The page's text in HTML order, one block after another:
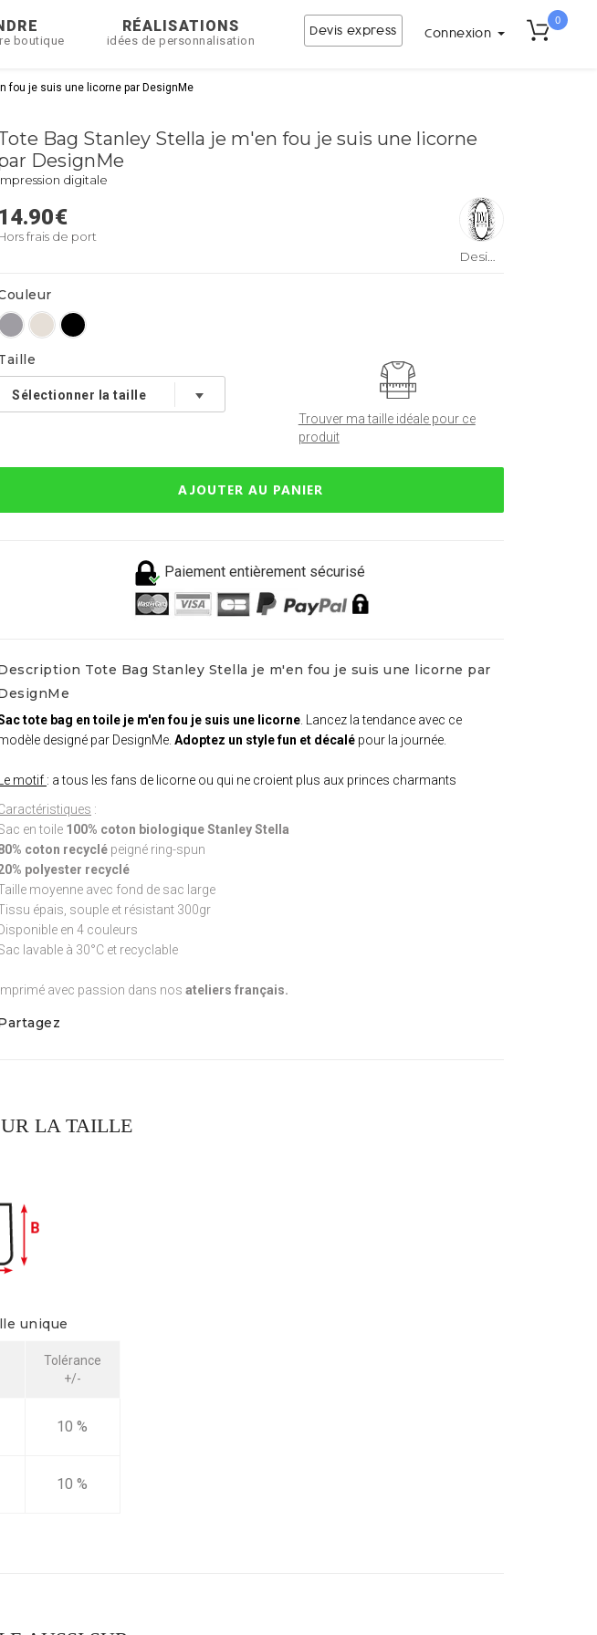
boutique
RÉALISATIONS
idées de personnalisation
Devis express Connexion
0
fou je suis une licorne par DesignMe
Bag Stanley Stella je m'en fou je suis une licorne
DesignMe
digitale
14.90€
frais de port
DesignMe
Trouver ma taille idéale pour ce
produit
AJOUTER AU PANIER
Paiement entièrement sécurisé
Tote Bag Stanley Stella je m'en fou je suis une licorne par
tote bag en toile je m'en fou je suis une licorne . Lancez la tendance avec ce
designé par DesignMe. Adoptez un style fun et décalé pour la journée.
Le motif : a tous les fans de licorne ou qui ne croient plus aux princes charmants
:
en toile 100% coton biologique Stanley Stella
coton recyclé peigné ring-spun
polyester recyclé
moyenne avec fond de sac large
épais, souple et résistant 300gr
Disponible en 4 couleurs
lavable à 30°C et recyclable
Imprimé avec passion dans nos ateliers français.
LA TAILLE
unique
Tolérance
+/-
10 %
10 %